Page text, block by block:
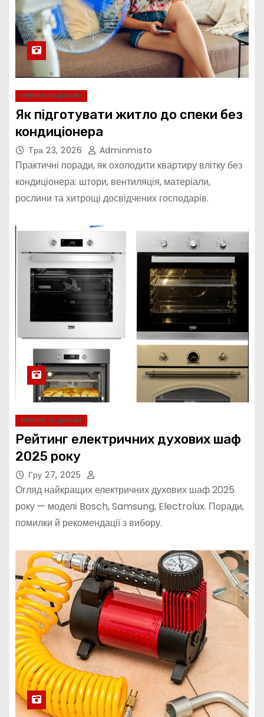
РЕМОНТ ТА ДИЗАЙН
Як підготувати житло до спеки без
кондиціонера
Тра 23, 2026 Adminmisto
Практичні поради, як охолодити квартиру влітку без
кондиціонера: штори, вентиляція, матеріали,
рослини та хитрощі досвідчених господарів.
РЕМОНТ ТА ДИЗАЙН
Рейтинг електричних духових шаф
2025 року
Гру 27, 2025
Огляд найкращих електричних духових шаф 2025
року — моделі Bosch, Samsung, Electrolux. Поради,
помилки й рекомендації з вибору.